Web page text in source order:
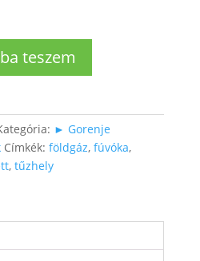
teszem
► Gorenje
Címkék: földgáz, fúvóka,
, tűzhely